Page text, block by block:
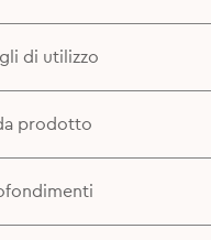
di utilizzo
prodotto